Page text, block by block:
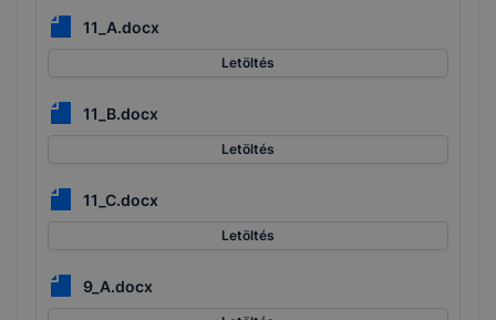
11_A.docx
Letöltés
11_B.docx
Letöltés
11_C.docx
Letöltés
9_A.docx